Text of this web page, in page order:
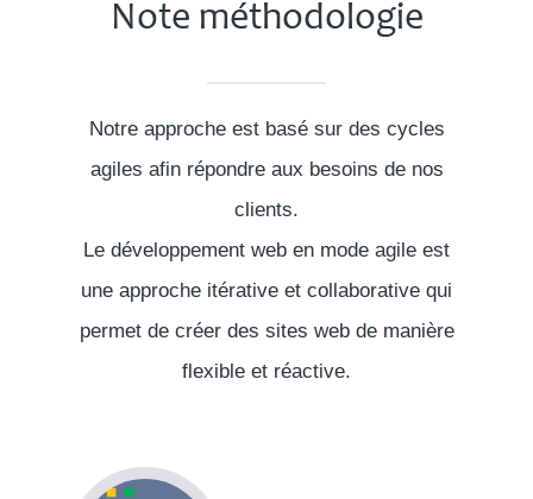
Note méthodologie
Notre approche est basé sur des cycles
agiles afin répondre aux besoins de nos
clients.
Le développement web en mode agile est
une approche itérative et collaborative qui
permet de créer des sites web de manière
flexible et réactive.